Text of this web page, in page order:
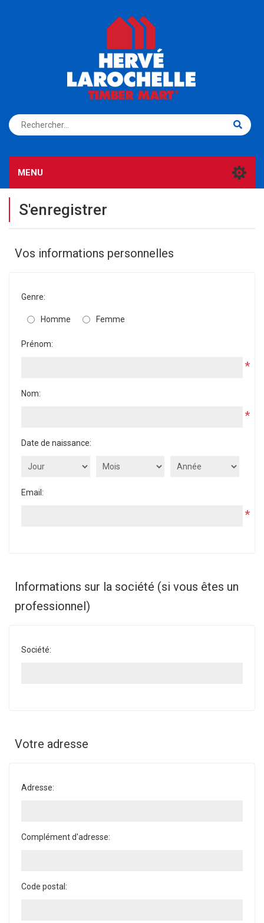
S'ENREGISTRER CONNEXION
MENU
S'enregistrer
Vos informations personnelles
Genre:
Homme Femme
Prénom:
*
Nom:
*
Date de naissance:
Email:
*
Informations sur la société (si vous êtes un
professionnel)
Société:
Votre adresse
Adresse:
Complément d'adresse:
Code postal: